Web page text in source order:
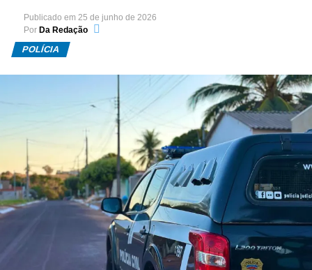
Publicado em 25 de junho de 2026
Por Da Redação
POLÍCIA